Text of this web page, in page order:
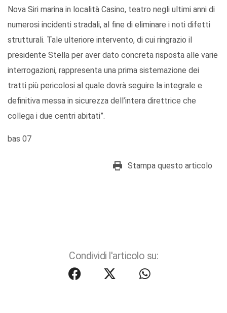
Nova Siri marina in località Casino, teatro negli ultimi anni di
numerosi incidenti stradali, al fine di eliminare i noti difetti
strutturali. Tale ulteriore intervento, di cui ringrazio il
presidente Stella per aver dato concreta risposta alle varie
interrogazioni, rappresenta una prima sistemazione dei
tratti più pericolosi al quale dovrà seguire la integrale e
definitiva messa in sicurezza dell’intera direttrice che
collega i due centri abitati”.
bas 07
Stampa questo articolo
Condividi l'articolo su: